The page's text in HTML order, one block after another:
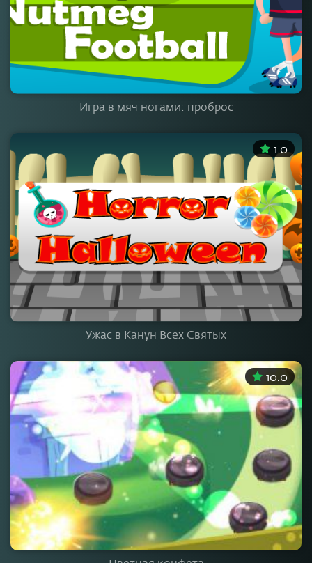
Игра в мяч ногами: проброс
1.0
Ужас в Канун Всех Святых
10.0